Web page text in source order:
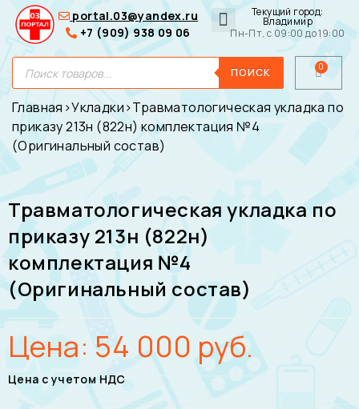
Текущий город:
Владимир
Пн-Пт, с 09:00 до 19:00
portal.03@yandex.ru
+7 (909) 938 09 06
ПОИСК
Главная ›Укладки›Травматологическая укладка по
приказу 213н (822н) комплектация №4
(Оригинальный состав)
Травматологическая укладка по
приказу 213н (822н)
комплектация №4
(Оригинальный состав)
Цена: 54 000 руб.
Цена с учетом НДС